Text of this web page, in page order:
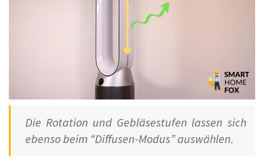
Die Rotation und Gebläsestufen lassen sich
ebenso beim “Diffusen-Modus” auswählen.